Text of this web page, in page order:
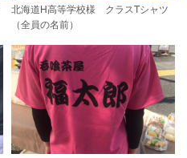
北海道H高等学校様 クラスTシャツ
（全員の名前）